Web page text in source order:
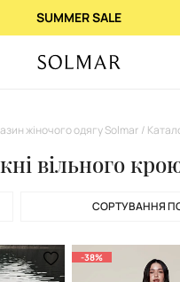
2 ароматів - 3-й у
жіночого одягу Solmar
вільного
СОРТУВАННЯ
-38%